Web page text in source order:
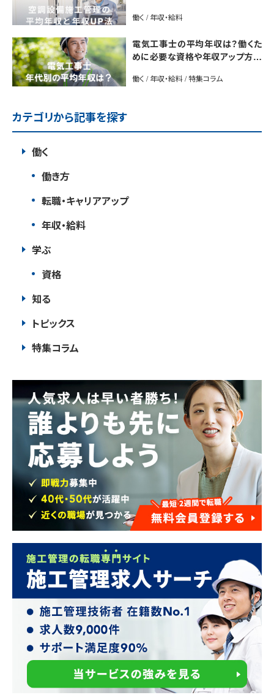
働く / 年収・給料
電気工事士の平均年収は？働くた
めに必要な資格や年収アップ方法
働く / 年収・給料 / 特集コラム
カテゴリから記事を探す
働く
働き方
転職・キャリアアップ
年収・給料
学ぶ
資格
知る
トピックス
特集コラム